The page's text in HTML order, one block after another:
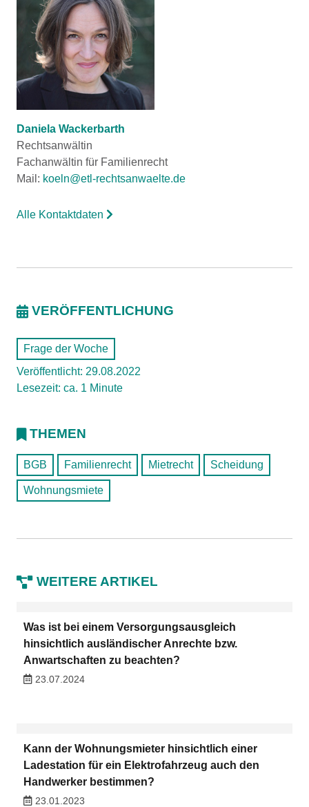
Daniela Wackerbarth
Rechtsanwältin
Fachanwältin für Familienrecht
Mail: koeln@etl-rechtsanwaelte.de
Alle Kontaktdaten
VERÖFFENTLICHUNG
Frage der Woche
Veröffentlicht: 29.08.2022
Lesezeit: ca. 1 Minute
THEMEN
BGB Familienrecht Mietrecht Scheidung
Wohnungsmiete
WEITERE ARTIKEL
Was ist bei einem Versorgungsausgleich
hinsichtlich ausländischer Anrechte bzw.
Anwartschaften zu beachten?
23.07.2024
Kann der Wohnungsmieter hinsichtlich einer
Ladestation für ein Elektrofahrzeug auch den
Handwerker bestimmen?
23.01.2023